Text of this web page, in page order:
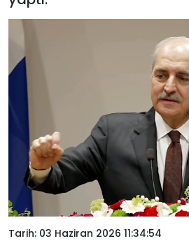
Tarih: 03 Haziran 2026 11:34:54